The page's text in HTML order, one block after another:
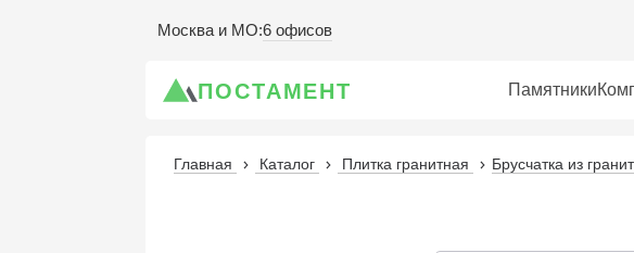
Москва и МО:6 офисов
ПОСТАМЕНТ Памятники
Главная Каталог Плитка гранитная Брусчатка из